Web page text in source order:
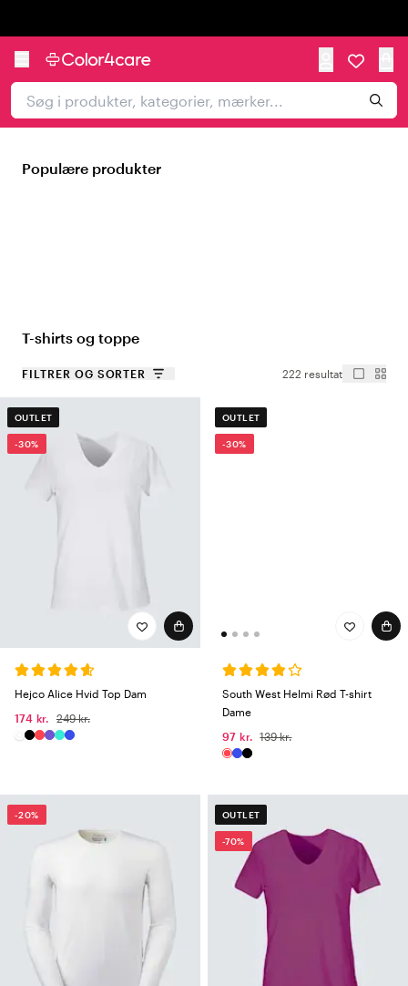
Populære produkter
T-shirts og toppe
FILTRER OG SORTER 222 resultat
OUTLET
-30%
Hejco Alice Hvid Top Dam
174 kr.
249 kr.
OUTLET
-30%
South West Helmi Rød T-shirt
Dame
97 kr.
139 kr.
-20% OUTLET
-70%